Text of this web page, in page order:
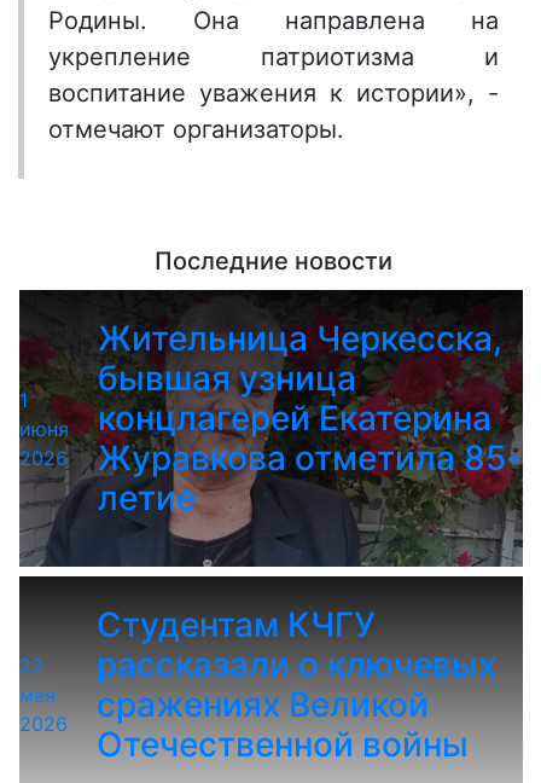
Родины. Она направлена на
укрепление патриотизма и
воспитание уважения к истории», -
отмечают организаторы.
Последние новости
1
июня
2026
Жительница Черкесска,
бывшая узница
концлагерей Екатерина
Журавкова отметила 85-
летие
22
мая
2026
Студентам КЧГУ
рассказали о ключевых
сражениях Великой
Отечественной войны